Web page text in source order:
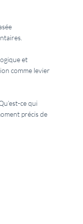
et
comme levier
ce qui
précis de